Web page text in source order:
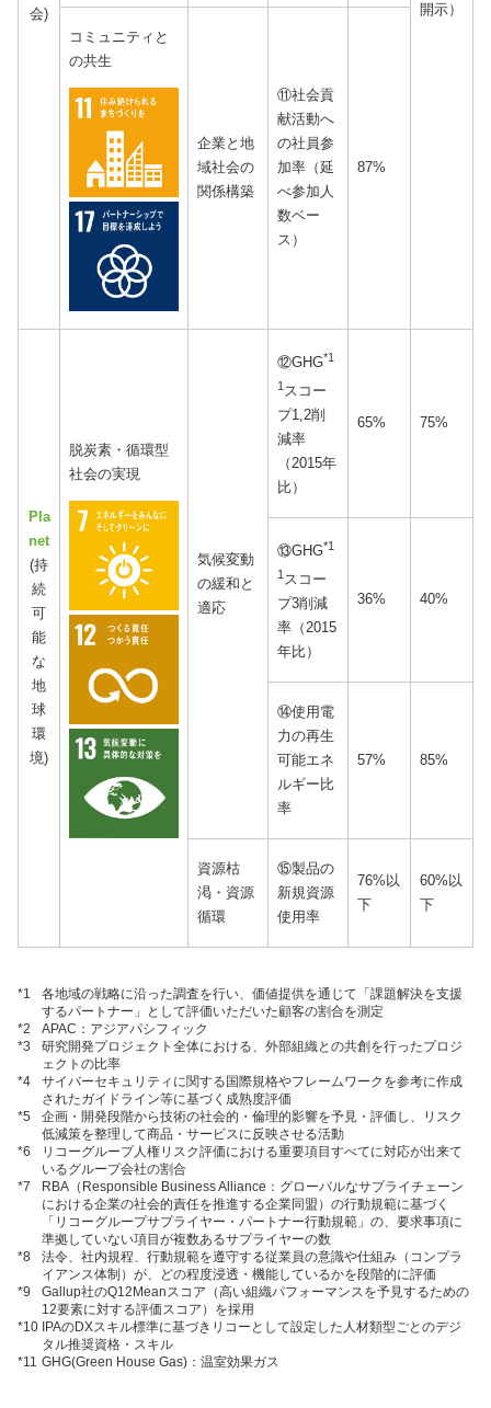
会)
開示）
コミュニティと
の共生
企業と地
域社会の
関係構築
⑪社会貢
献活動へ
の社員参
加率（延
べ参加人
数ベー
ス）
87%
Pla
net
(持
続
可
能
な
地
球
環
境)
脱炭素・循環型
社会の実現
気候変動
の緩和と
適応
⑫GHG*1
1 スコー
プ1,2削
減率
（2015年
比）
65% 75%
⑬GHG*1
1 スコー
プ3削減
率（2015
年比）
36% 40%
⑭使用電
力の再生
可能エネ
ルギー比
率
57% 85%
資源枯
渇・資源
循環
⑮製品の
新規資源
使用率
76%以
下
60%以
下
*1
各地域の戦略に沿った調査を行い、価値提供を通じて「課題解決を支援
するパートナー」として評価いただいた顧客の割合を測定
*2
APAC：アジアパシフィック
*3
研究開発プロジェクト全体における、外部組織との共創を行ったプロジ
ェクトの比率
*4
サイバーセキュリティに関する国際規格やフレームワークを参考に作成
されたガイドライン等に基づく成熟度評価
*5
企画・開発段階から技術の社会的・倫理的影響を予見・評価し、リスク
低減策を整理して商品・サービスに反映させる活動
*6
リコーグループ人権リスク評価における重要項目すべてに対応が出来て
いるグループ会社の割合
*7
RBA（Responsible Business Alliance：グローバルなサプライチェーン
における企業の社会的責任を推進する企業同盟）の行動規範に基づく
「リコーグループサプライヤー・パートナー行動規範」の、要求事項に
準拠していない項目が複数あるサプライヤーの数
*8
法令、社内規程、行動規範を遵守する従業員の意識や仕組み（コンプラ
イアンス体制）が、どの程度浸透・機能しているかを段階的に評価
*9
Gallup社のQ12Meanスコア（高い組織パフォーマンスを予見するための
12要素に対する評価スコア）を採用
*10 IPAのDXスキル標準に基づきリコーとして設定した人材類型ごとのデジ
タル推奨資格・スキル
*11 GHG(Green House Gas)：温室効果ガス